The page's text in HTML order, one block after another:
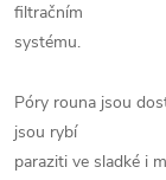
filtračním
systému.
Póry rouna jsou
jsou rybí
paraziti ve sladké i